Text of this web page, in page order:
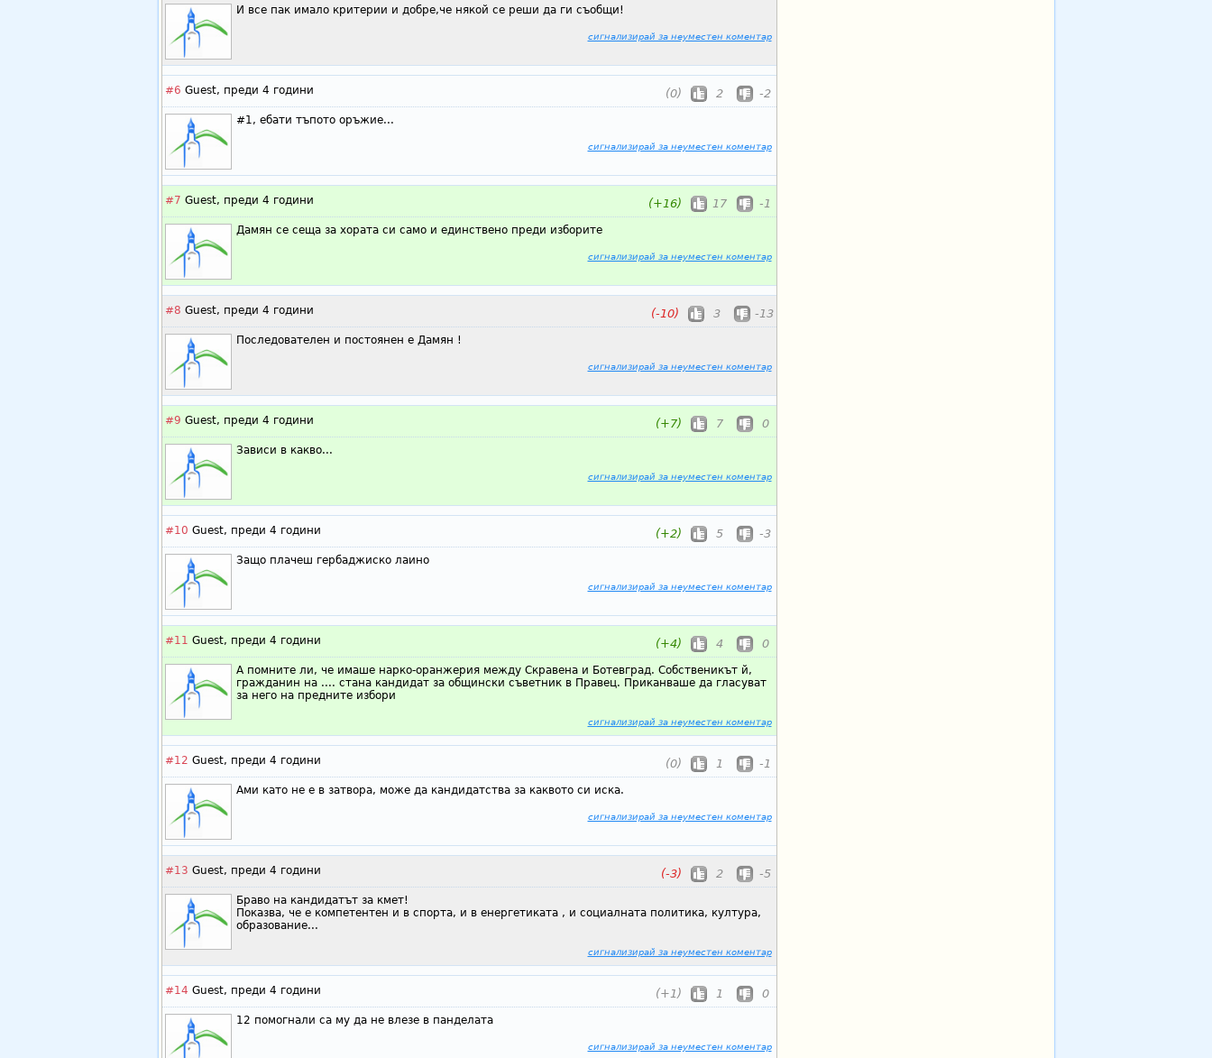
И все пак имало критерии и добре,че някой се реши да ги съобщи!
сигнализирай за неуместен коментар
#6 Guest, преди 4 години (0) 2 -2
#1, ебати тъпото оръжие...
сигнализирай за неуместен коментар
#7 Guest, преди 4 години (+16) 17 -1
Дамян се сеща за хората си само и единствено преди изборите
сигнализирай за неуместен коментар
#8 Guest, преди 4 години (-10) 3 -13
Последователен и постоянен е Дамян !
сигнализирай за неуместен коментар
#9 Guest, преди 4 години (+7) 7 0
Зависи в какво...
сигнализирай за неуместен коментар
#10 Guest, преди 4 години (+2) 5 -3
Защо плачеш гербаджиско лаино
сигнализирай за неуместен коментар
#11 Guest, преди 4 години (+4) 4 0
А помните ли, че имаше нарко-оранжерия между Скравена и Ботевград. Собственикът й,
гражданин на .... стана кандидат за общински съветник в Правец. Приканваше да гласуват
за него на предните избори
сигнализирай за неуместен коментар
#12 Guest, преди 4 години (0) 1 -1
Ами като не е в затвора, може да кандидатства за каквото си иска.
сигнализирай за неуместен коментар
#13 Guest, преди 4 години (-3) 2 -5
Браво на кандидатът за кмет!
Показва, че е компетентен и в спорта, и в енергетиката , и социалната политика, култура,
образование...
сигнализирай за неуместен коментар
#14 Guest, преди 4 години (+1) 1 0
12 помогнали са му да не влезе в панделата
сигнализирай за неуместен коментар